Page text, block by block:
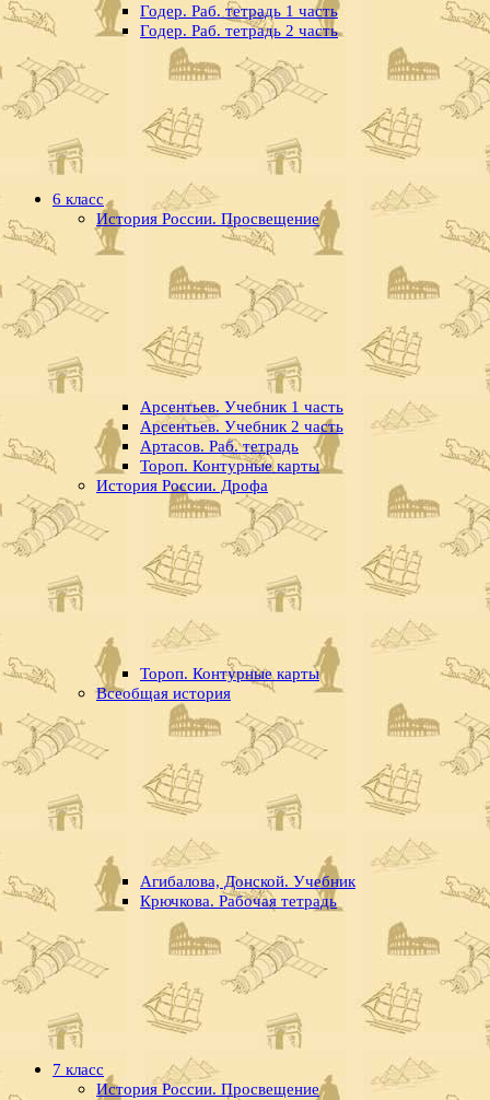
Годер. Раб. тетрадь 1 часть
Годер. Раб. тетрадь 2 часть
6 класс
История России. Просвещение
Арсентьев. Учебник 1 часть
Арсентьев. Учебник 2 часть
Артасов. Раб. тетрадь
Тороп. Контурные карты
История России. Дрофа
Тороп. Контурные карты
Всеобщая история
Агибалова, Донской. Учебник
Крючкова. Рабочая тетрадь
7 класс
История России. Просвещение